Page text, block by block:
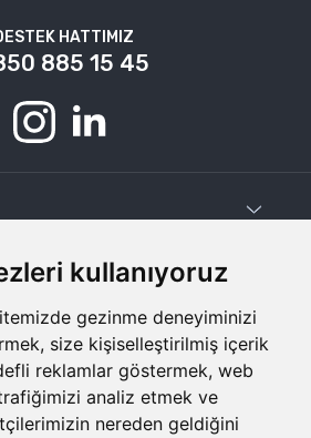
kullanıyoruz
gezinme deneyiminizi
size kişiselleştirilmiş içerik
reklamlar göstermek, web
analiz etmek ve
nereden geldiğini
HATTIMIZ
885 15 45